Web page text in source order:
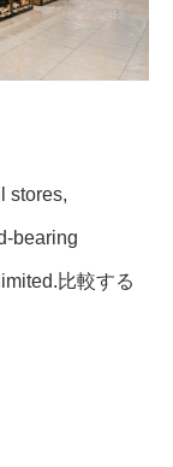
stores,
bearing
比較する